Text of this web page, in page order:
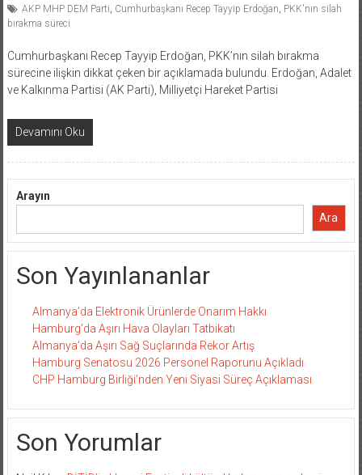
AKP MHP DEM Parti Cumhurbaşkanı Recep Tayyip Erdoğan PKK'nın silah
bırakma süreci
Cumhurbaşkanı Recep Tayyip Erdoğan, PKK’nın silah bırakma
sürecine ilişkin dikkat çeken bir açıklamada bulundu. Erdoğan, Adalet
ve Kalkınma Partisi (AK Parti), Milliyetçi Hareket Partisi
Devamını Oku
Arayın
Ara
Son Yayınlananlar
Almanya’da Elektronik Ürünlerde Onarım Hakkı
Hamburg’da Aşırı Hava Olayları Tatbikatı
Almanya’da Aşırı Sağ Suçlarında Rekor Artış
Hamburg Senatosu 2026 Personel Raporunu Açıkladı
CHP Hamburg Birliği’nden Yeni Siyasi Süreç Açıklaması
Son Yorumlar